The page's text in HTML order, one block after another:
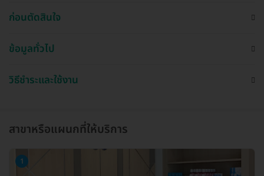
ก่อนตัดสินใจ
ข้อมูลทั่วไป
วิธีชำระและใช้งาน
สาขาหรือแผนกที่ให้บริการ
1